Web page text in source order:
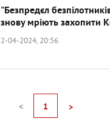
"Безпредєл
знову мріють захопити
2-04-2024, 20:56
< 1 >